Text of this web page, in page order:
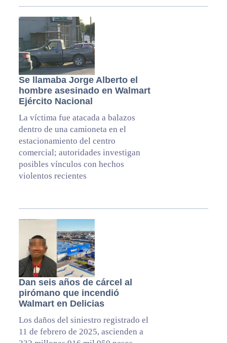
Se llamaba Jorge Alberto el
hombre asesinado en Walmart
Ejército Nacional
La víctima fue atacada a balazos
dentro de una camioneta en el
estacionamiento del centro
comercial; autoridades investigan
posibles vínculos con hechos
violentos recientes
Dan seis años de cárcel al
pirómano que incendió
Walmart en Delicias
Los daños del siniestro registrado el
11 de febrero de 2025, ascienden a